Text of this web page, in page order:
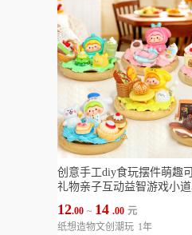
创意手工diy食玩摆件萌趣
礼物亲子互动益智游戏小
12.00 ~ 14 .00 元
纸想造物文创潮玩 1年